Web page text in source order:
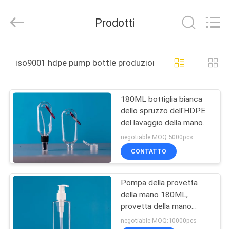
PRODOTTI
CIRCA
GIRO
FABBRICA
GAMO
INDUSTRY
Rights
Prodotti
iso9001 hdpe pump bottle produzione online
180ML bottiglia bianca
dello spruzzo dell'HDPE
del lavaggio della mano
da 6 once
negotiable MOQ:5000pcs
CONTATTO
Pompa della provetta
della mano 180ML,
provetta della mano
dell'HDPE da 6 once
negotiable MOQ:10000pcs